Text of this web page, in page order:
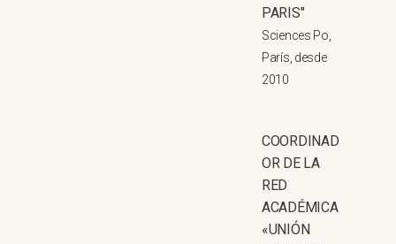
PARIS"
Sciences Po,
París, desde
2010
COORDINAD
OR DE LA
RED
ACADÉMICA
«UNIÓN